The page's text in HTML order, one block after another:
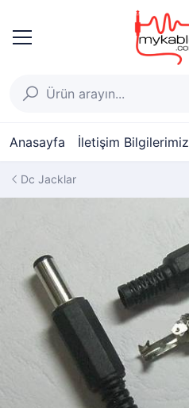
Anasayfa İletişim Bilgilerimiz
Dc Jacklar